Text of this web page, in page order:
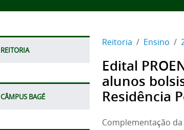
REITORIA
CÂMPUS BAGÉ
Reitoria Ensino
Edital
alunos
Residência
Complementação